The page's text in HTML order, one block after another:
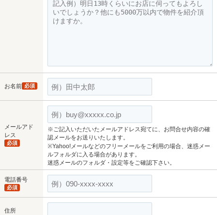
お名前 必須
メールアド
レス
必須
※ご記入いただいたメールアドレス宛てに、お問合せ内容の確
認メールをお送りいたします。
※Yahoo!メールなどのフリーメールをご利用の場合、迷惑メー
ルフォルダに入る場合があります。
迷惑メールのフォルダ・設定等をご確認下さい。
電話番号
必須
住所